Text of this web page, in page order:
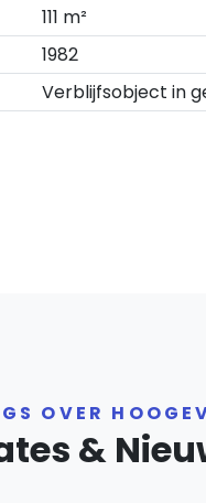
111 m²
1982
Verblijfsobject in
OVER
&